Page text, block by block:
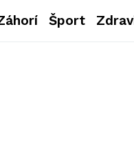
Šport